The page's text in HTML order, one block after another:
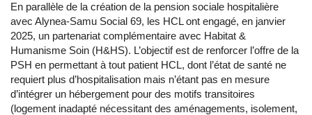
En parallèle de la création de la pension sociale hospitalière
avec Alynea-Samu Social 69, les HCL ont engagé, en janvier
2025, un partenariat complémentaire avec Habitat &
Humanisme Soin (H&HS). L’objectif est de renforcer l’offre de la
PSH en permettant à tout patient HCL, dont l’état de santé ne
requiert plus d’hospitalisation mais n’étant pas en mesure
d’intégrer un hébergement pour des motifs transitoires
(logement inadapté nécessitant des aménagements, isolement,